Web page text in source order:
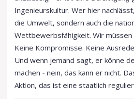
Ingenieurskultur. Wer hier
die Umwelt, sondern auch die
Wettbewerbsfähigkeit. Wir
Keine Kompromisse. Keine
Und wenn jemand sagt, er könne
machen - nein, das kann er nicht.
Aktion, das ist eine staatlich